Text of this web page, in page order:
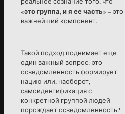
«это группа, и я ее часть» – это
важнейший компонент.
Такой подход поднимает еще
один важный вопрос: это
осведомленность формирует
нацию или, наоборот,
самоидентификация с
конкретной группой людей
порождает осведомленность?